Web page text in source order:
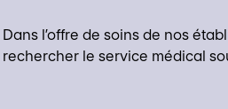
Dans l’offre de soins de nos
rechercher le service médical